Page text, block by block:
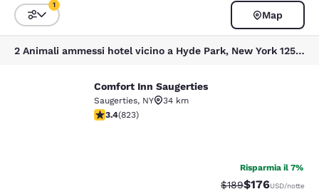
Ordina e filtra
1
Map
2 Animali ammessi hotel vicino a Hyde Park, New York 12538, Stati Uniti corrispondono ai tuoi filtri
Comfort Inn Saugerties
Comfort Inn Saugerties
Saugerties, NY
34 km
Valutazione di 3.43 stelle. Buono. 823 recensioni
3.4(823)
Risparmia il 7%
Tariffa di barratura:
$189Tariffa
$176USD/notte